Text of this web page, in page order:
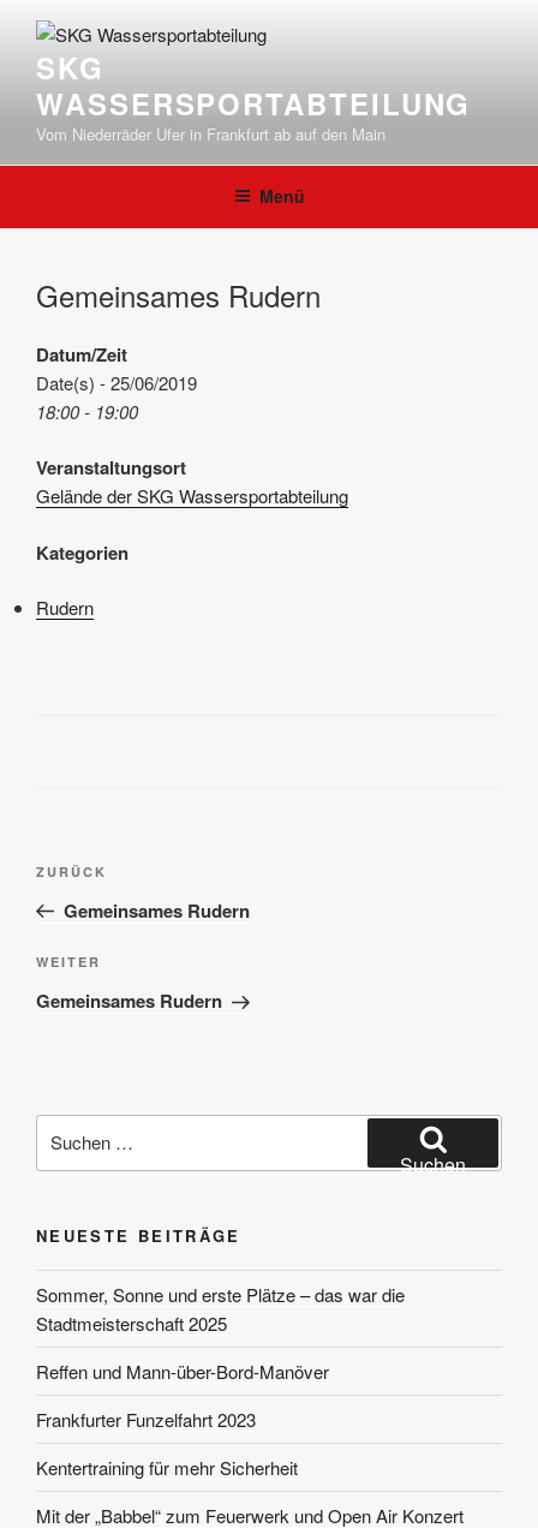
Inhalt
springenSKG
WASSERSPORTABTEILUNG
Vom Niederräder Ufer in Frankfurt ab auf den Main
Menü
Gemeinsames Rudern
Datum/Zeit
Date(s) - 25/06/2019
18:00 - 19:00
Veranstaltungsort
Gelände der SKG Wassersportabteilung
Kategorien
Rudern
Beitragsnavigation
Vorheriger
Beitrag
ZURÜCK
Gemeinsames Rudern
Nächster
Beitrag
WEITER
Gemeinsames Rudern
nach:
Suchen
NEUESTE BEITRÄGE
Sommer, Sonne und erste Plätze – das war die
Stadtmeisterschaft 2025
Reffen und Mann-über-Bord-Manöver
Frankfurter Funzelfahrt 2023
Kentertraining für mehr Sicherheit
Mit der „Babbel“ zum Feuerwerk und Open Air Konzert